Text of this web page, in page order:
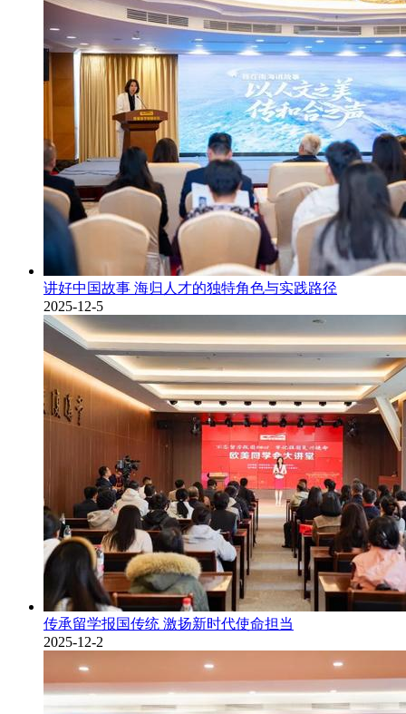
讲好中国故事 海归人才的独特角色与实践路径
2025-12-5
传承留学报国传统 激扬新时代使命担当
2025-12-2